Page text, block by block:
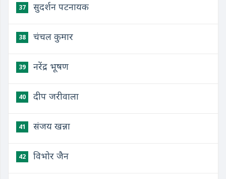
37 सुदर्शन पटनायक
38 चंचल कुमार
39 नरेंद्र भूषण
40 दीप जरीवाला
41 संजय खन्ना
42 विभोर जैन